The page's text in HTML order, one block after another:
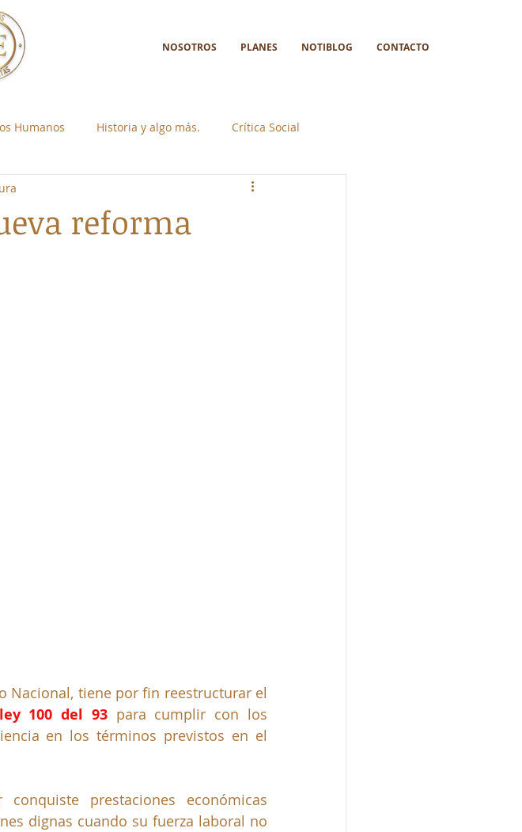
NOSOTROS PLANES NOTIBLOG CONTACTO
Humanos Historia y algo más. Crítica Social
reforma
Nacional, tiene por fin reestructurar el
ley 100 del 93 para cumplir con los
prestaciones económicas
dignas cuando su fuerza laboral no